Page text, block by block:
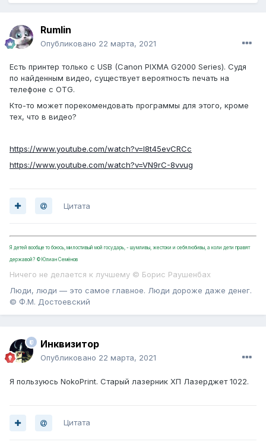
Rumlin
Опубликовано 22 марта, 2021
Есть принтер только с USB (Canon PIXMA G2000 Series). Судя
по найденным видео, существует вероятность печать на
телефоне с OTG.
Кто-то может порекомендовать программы для этого, кроме
тех, что в видео?
https://www.youtube.com/watch?v=l8t45evCRCc
https://www.youtube.com/watch?v=VN9rC-8vvug
Цитата
Я детей вообще то боюсь, милостивый мой государь, - шумливы, жестоки и себялюбивы, а коли дети правят
державой? ©Юлиан Семёнов
Ничего не делается к лучшему © Борис Раушенбах
Люди, люди — это самое главное. Люди дороже даже денег.
© Ф.М. Достоевский
Инквизитор
Опубликовано 22 марта, 2021
Я пользуюсь NokoPrint. Старый лазерник ХП Лазерджет 1022.
Цитата